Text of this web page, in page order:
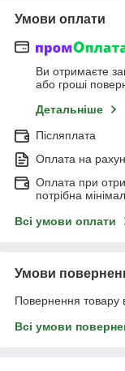
Умови оплати
Ви отримаєте
або гроші
Детальніше
Післяплата
Оплата на
Оплата при
потрібна
Всі умови оплати
Умови
Повернення товару
Всі умови